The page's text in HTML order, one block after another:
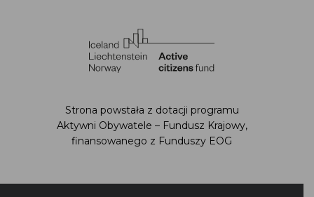
Strona powstała z dotacji programu
Aktywni Obywatele – Fundusz Krajowy,
finansowanego z Funduszy EOG